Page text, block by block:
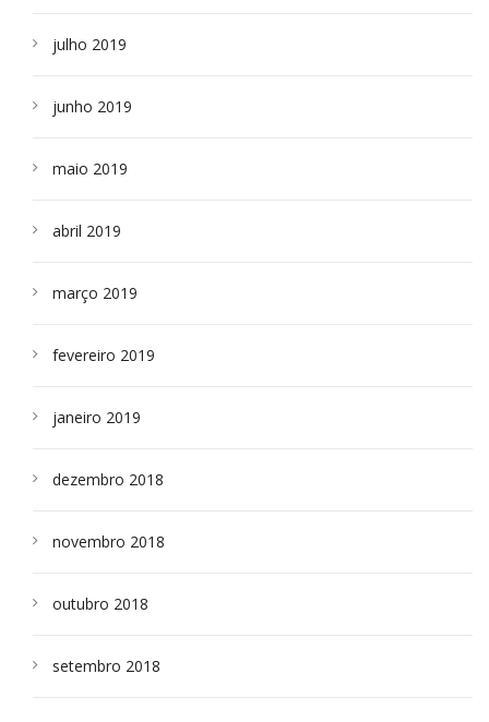
julho 2019
junho 2019
maio 2019
abril 2019
março 2019
fevereiro 2019
janeiro 2019
dezembro 2018
novembro 2018
outubro 2018
setembro 2018